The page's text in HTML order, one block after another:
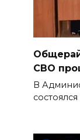
СВО
В